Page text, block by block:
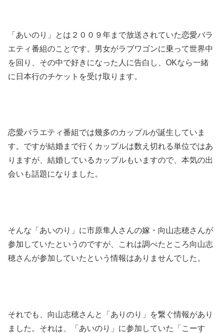
「あいのり」とは２００９年まで放送されていた恋愛バラ
エティ番組のことです。男女がラブワゴンに乗って世界中
を回り、その中で好きになった人に告白し、OKなら一緒
に日本行のチケットを受け取ります。
恋愛バラエティ番組では幾多のカップルが誕生していま
す。ですが結婚まで行くカップルは数え切れる単位ではあ
りますが、結婚しているカップルもいますので、本気の出
会いも話題になりました。
そんな「あいのり」に市原隼人さんの嫁・向山志穂さんが
参加していたというのですが、これは調べたところ向山志
穂さんが参加していたという情報はありませんでした。
それでも、向山志穂さんと「ありのり」を繋ぐ情報があり
ました。それは、「あいのり」に参加していた「こーす